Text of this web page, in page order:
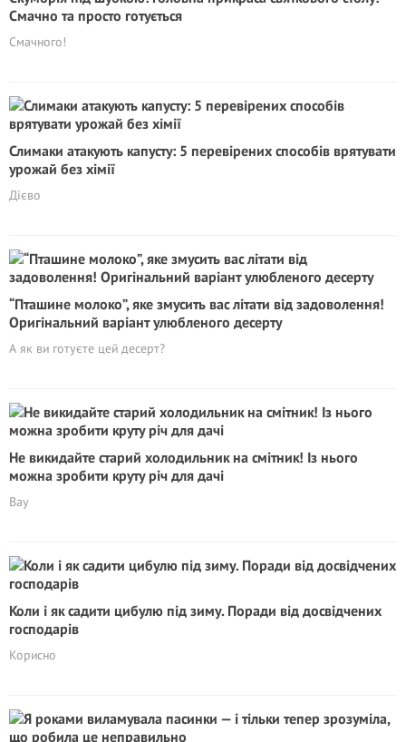
Смачно та просто готується
Смачного!
Слимаки атакують капусту: 5 перевірених способів врятувати
урожай без хімії
Дієво
“Пташине молоко”, яке змусить вас літати від задоволення!
Оригінальний варіант улюбленого десерту
А як ви готуєте цей десерт?
Не викидайте стaрий холодильник на смітник! Із нього
можна зробити круту річ для дачі
Вау
Коли і як садити цибулю під зиму. Поради від досвідчених
господарів
Корисно